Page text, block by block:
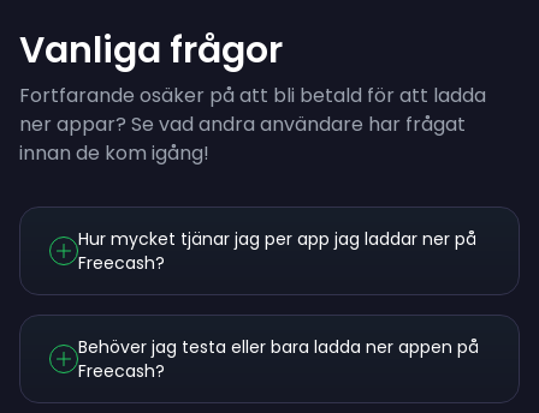
Vanliga frågor
Fortfarande osäker på att bli betald för att ladda
ner appar? Se vad andra användare har frågat
innan de kom igång!
Hur mycket tjänar jag per app jag laddar ner på
Freecash?
Behöver jag testa eller bara ladda ner appen på
Freecash?